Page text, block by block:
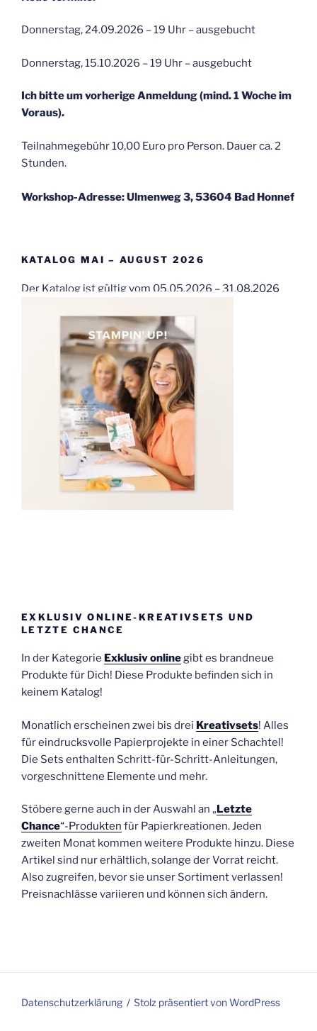
Donnerstag, 24.09.2026 – 19 Uhr – ausgebucht
Donnerstag, 15.10.2026 – 19 Uhr – ausgebucht
Ich bitte um vorherige Anmeldung (mind. 1 Woche im
Voraus).
Teilnahmegebühr 10,00 Euro pro Person. Dauer ca. 2
Stunden.
Workshop-Adresse: Ulmenweg 3, 53604 Bad Honnef
KATALOG MAI – AUGUST 2026
Der Katalog ist gültig vom 05.05.2026 – 31.08.2026
EXKLUSIV ONLINE-KREATIVSETS UND
LETZTE CHANCE
In der Kategorie Exklusiv onlinegibt es brandneue
Produkte für Dich! Diese Produkte befinden sich in
keinem Katalog!
Monatlich erscheinen zwei bis drei Kreativsets! Alles
für eindrucksvolle Papierprojekte in einer Schachtel!
Die Sets enthalten Schritt-für-Schritt-Anleitungen,
vorgeschnittene Elemente und mehr.
Stöbere gerne auch in der Auswahl an „Letzte
Chance“-Produkten für Papierkreationen. Jeden
zweiten Monat kommen weitere Produkte hinzu. Diese
Artikel sind nur erhältlich, solange der Vorrat reicht.
Also zugreifen, bevor sie unser Sortiment verlassen!
Preisnachlässe variieren und können sich ändern.
Datenschutzerklärung Stolz präsentiert von WordPress